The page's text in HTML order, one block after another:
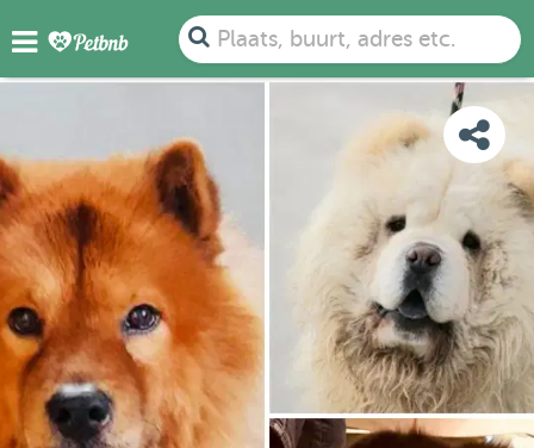
Plaats, buurt, adres etc.
FOTO'S BEOORDELINGEN KAART